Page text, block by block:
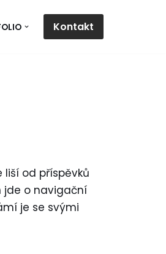
Kontakt
liší od příspěvků
jde o navigační
je se svými